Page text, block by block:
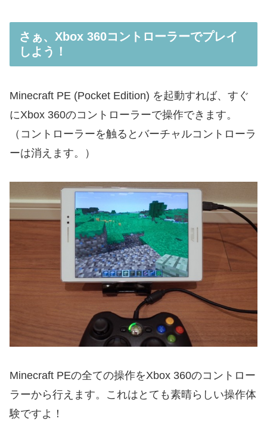
さぁ、Xbox 360コントローラーでプレイ
しよう！
Minecraft PE (Pocket Edition) を起動すれば、すぐ
にXbox 360のコントローラーで操作できます。
（コントローラーを触るとバーチャルコントローラ
ーは消えます。）
Minecraft PEの全ての操作をXbox 360のコントロー
ラーから行えます。これはとても素晴らしい操作体
験ですよ！